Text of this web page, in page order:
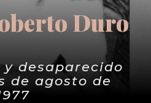
Duro
y desaparecido
de agosto de